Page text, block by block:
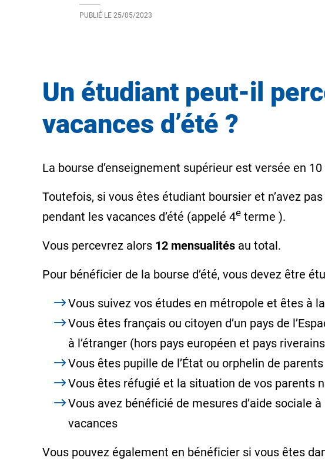
PUBLIÉ LE 25/05/2023
Un étudiant peut-il
vacances d’été ?
La bourse d’enseignement supérieur est versée en
Toutefois, si vous êtes étudiant boursier et n’avez
pendant les vacances d’été (appelé 4e terme ).
Vous percevrez alors 12 mensualités au total.
Pour bénéficier de la bourse d’été, vous devez être
Vous suivez vos études en métropole et êtes à
Vous êtes français ou citoyen d’un pays de
à l’étranger (hors pays européen et pays
Vous êtes pupille de l’État ou orphelin de parents
Vous êtes réfugié et la situation de vos parents
Vous avez bénéficié de mesures d’aide sociale
vacances
Vous pouvez également en bénéficier si vous êtes